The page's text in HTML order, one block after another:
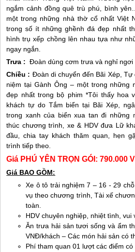
ngắm cảnh đồng quê trù phú, bình
một trong những nhà thờ cổ nhất Việt
trong số ít những ghềnh đá đẹp nhất
hình trụ xếp chồng lên nhau tựa như
ngay ngắn.
Trưa : Đoàn dùng cơm trưa và nghỉ ngơi
Chiều : Đoàn di chuyển đến Bãi Xép,
niệm tại Gành Ông – một trong những
đẹp nhất trong bộ phim *Tôi thấy hoa
khách tự do Tắm biển tại Bãi Xép,
trong xanh của biển xua tan đi những
thúc chương trình, xe & HDV đưa Lữ
đầu, chia tay khách thăm quan, hẹn
trình tiếp theo.
Giá PHÚ YÊN TRỌN GÓI: 790.000
Giá BAO GỒM:
Xe ô tô trải nghiệm 7 – 16 - 29
vụ theo chương trình, Tài xế
toàn.
HDV chuyên nghiệp, nhiệt tình, vui
Ăn trưa hải sản tươi sống và ẩm
VNĐ/khách – Các món hải sản có
Phí tham quan 01 lượt các điểm